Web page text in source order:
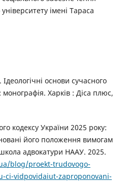
імені Тараса
основи сучасного
Харків : Діса плюс,
кодексу України 2025 року:
його положення вимогам
адвокатури НААУ. 2025.
blog/proekt-trudovogo-
ci-vidpovidaiut-zaproponovani-